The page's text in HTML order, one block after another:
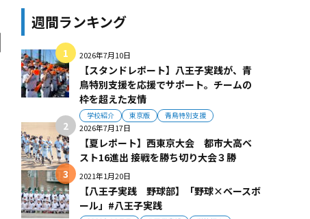
週間ランキング
2026年7月10日
【スタンドレポート】八王子実践が、青
鳥特別支援を応援でサポート。チームの
枠を超えた友情
学校紹介 東京版 青鳥特別支援
2026年7月17日
【夏レポート】西東京大会 都市大高ベ
スト16進出 接戦を勝ち切り大会３勝
2021年1月20日
【八王子実践 野球部】「野球×ベースボ
ール」#八王子実践